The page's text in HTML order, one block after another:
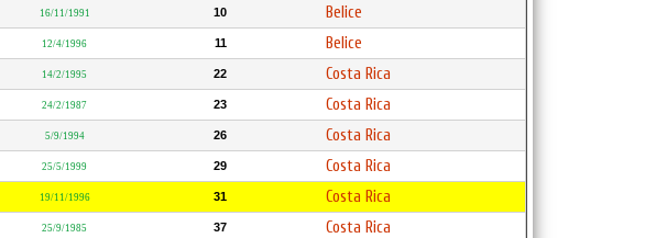
16/11/1991 10 Belice
12/4/1996 11 Belice
14/2/1995 22 Costa Rica
24/2/1987 23 Costa Rica
5/9/1994 26 Costa Rica
25/5/1999 29 Costa Rica
19/11/1996 31 Costa Rica
25/9/1985 37 Costa Rica